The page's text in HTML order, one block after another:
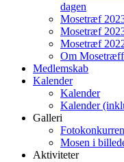
dagen
Mosetræf
Mosetræf
Mosetræf
Om
Medlemskab
Kalender
Kalender
Kalender
Galleri
Mosen i
Aktiviteter